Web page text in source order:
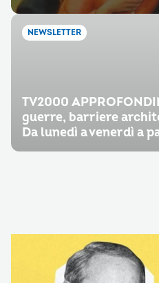
NEWSLETTER
TV2000
guerre, barriere
Da lunedì a venerdì a